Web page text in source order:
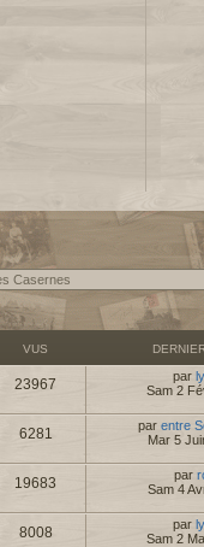
VUS
23967 par
Sam 2
6281 par entre
Mar 5
19683 par
Sam 4
8008 par
Sam 2